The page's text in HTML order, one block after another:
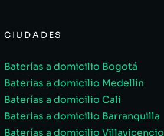
CIUDADES
Baterías a domicilio Bogotá
Baterías a domicilio Medellín
Baterías a domicilio Cali
Baterías a domicilio Barranquilla
Baterías a domicilio Villavicencio